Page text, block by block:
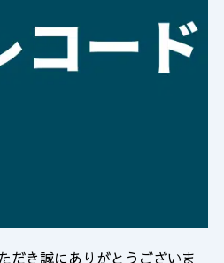
だき誠にありがとうございま